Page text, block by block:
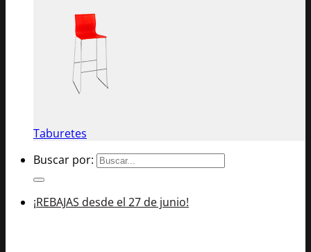
Taburetes
Buscar por:
¡REBAJAS desde el 27 de junio!